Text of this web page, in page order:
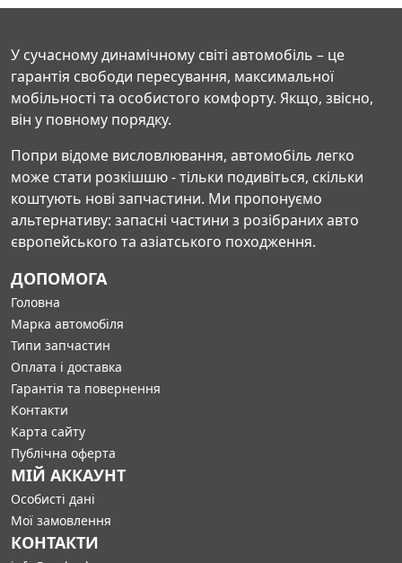
У сучасному динамічному світі автомобіль – це
гарантія свободи пересування, максимальної
мобільності та особистого комфорту. Якщо, звісно,
він у повному порядку.
Попри відоме висловлювання, автомобіль легко
може стати розкішшю - тільки подивіться, скільки
коштують нові запчастини. Ми пропонуємо
альтернативу: запасні частини з розібраних авто
європейського та азіатського походження.
ДОПОМОГА
Головна
Марка автомобіля
Типи запчастин
Оплата і доставка
Гарантія та повернення
Контакти
Карта сайту
Публічна оферта
МІЙ АККАУНТ
Особисті дані
Мої замовлення
КОНТАКТИ